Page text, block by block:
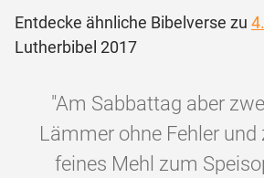
Entdecke ähnliche Bibelverse zu
Lutherbibel 2017
"Am Sabbattag aber
Lämmer ohne Fehler und
feines Mehl zum